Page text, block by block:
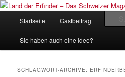
Zum
wechseln
Zum
wechselnLand der Erfinder
Startseite Gastbeitrag
Sie haben auch eine Idee?
SCHLAGWORT-ARCHIVE: